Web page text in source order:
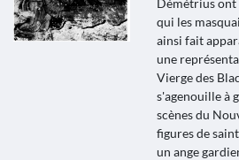
Démétrius ont
qui les
ainsi fait
une
Vierge des
s'agenouille à
scènes du
figures de
un ange